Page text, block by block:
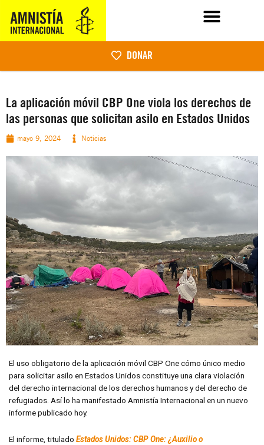
DONAR
La aplicación móvil CBP One viola los derechos de
las personas que solicitan asilo en Estados Unidos
mayo 9, 2024 Noticias
El uso obligatorio de la aplicación móvil CBP One cómo único medio
para solicitar asilo en Estados Unidos constituye una clara violación
del derecho internacional de los derechos humanos y del derecho de
refugiados. Así lo ha manifestado Amnistía Internacional en un nuevo
informe publicado hoy.
El informe, titulado Estados Unidos: CBP One: ¿Auxilio o